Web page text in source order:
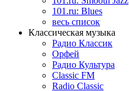
101.ru: Blues
весь список
Классическая музыка
Радио Классик
Орфей
Радио Культура
Classic FM
Radio Classic